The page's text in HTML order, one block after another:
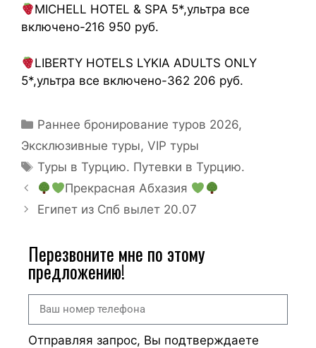
MICHELL HOTEL & SPA 5*,ультра все
включено-216 950 руб.
LIBERTY HOTELS LYKIA ADULTS ONLY
5*,ультра все включено-362 206 руб.
Раннее бронирование туров 2026,
Эксклюзивные туры, VIP туры
Туры в Турцию. Путевки в Турцию.
Прекрасная Абхазия
Египет из Спб вылет 20.07
Перезвоните мне по этому
предложению!
Отправляя запрос, Вы подтверждаете